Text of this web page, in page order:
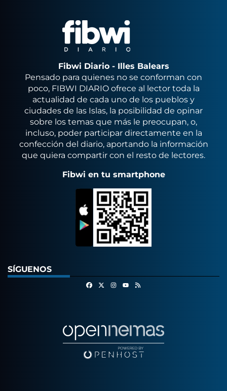
Fibwi Diario - Illes Balears
Pensado para quienes no se conforman con
poco, FIBWI DIARIO ofrece al lector toda la
actualidad de cada uno de los pueblos y
ciudades de las Islas, la posibilidad de opinar
sobre los temas que más le preocupan, o,
incluso, poder participar directamente en la
confección del diario, aportando la información
que quiera compartir con el resto de lectores.
Fibwi en tu smartphone
SÍGUENOS
FacebookInstagram